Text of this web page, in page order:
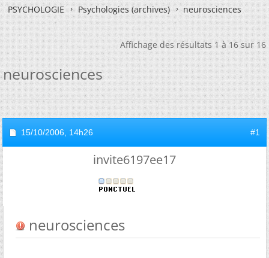
PSYCHOLOGIE
Psychologies (archives) neurosciences
Affichage des résultats 1 à 16 sur 16
neurosciences
15/10/2006, 14h26 #1
invite6197ee17
neurosciences